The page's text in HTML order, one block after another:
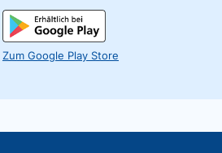
Zum Google Play Store